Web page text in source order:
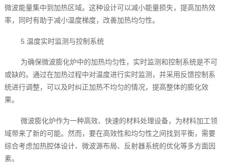
微波能量集中到加热区域。这种设计可以减小能量损失，提高加热效
率，同时有助于减小温度梯度，改善加热均匀性。
5.温度实时监测与控制系统
为确保微波膨化炉中的加热均匀性，实时监测和控制系统是不可
或缺的。通过在加热过程中对温度进行实时监测，并采用反馈控制系
统进行调整，可以及时纠正加热不均匀的情况，提高整体的膨化效
果。
微波膨化炉作为一种高效、快速的材料处理设备，为材料加工领
域带来了新的可能。然而，要在高效性和均匀性之间找到平衡，需要
综合考虑加热腔体设计、微波源布局、反射器系统的优化等多方面因
素。‍